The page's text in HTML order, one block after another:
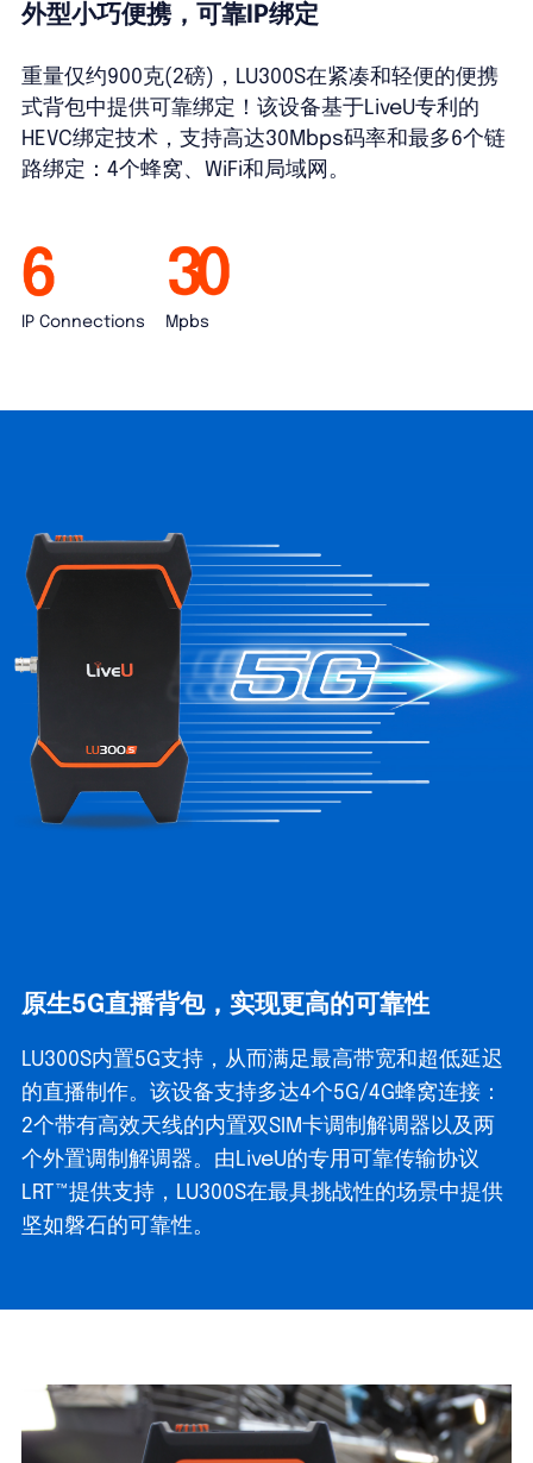
外型小巧便携，可靠IP绑定
重量仅约900克(2磅)，LU300S在紧凑和轻便的便携
式背包中提供可靠绑定！该设备基于LiveU专利的
HEVC绑定技术，支持高达30Mbps码率和最多6个链
路绑定：4个蜂窝、WiFi和局域网。
IP Connections Mpbs
原生5G直播背包，实现更高的可靠性
LU300S内置5G支持，从而满足最高带宽和超低延迟
的直播制作。该设备支持多达4个5G/4G蜂窝连接：
2个带有高效天线的内置双SIM卡调制解调器以及两
个外置调制解调器。由LiveU的专用可靠传输协议
LRT™提供支持，LU300S在最具挑战性的场景中提供
坚如磐石的可靠性。